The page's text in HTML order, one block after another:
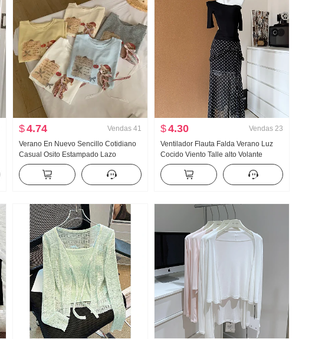
$4.74 Vendas 41
Verano En Nuevo Sencillo Cotidiano
Casual Osito Estampado Lazo
Holgado Nicho Manga corta Camiseta
Estilo coreano tejido de punto Top
$4.30 Vendas 23
Ventilador Flauta Falda Verano Luz
Cocido Viento Talle alto Volante
Abertura Negro Lunares Falda Días
Seda Oblicuo Hombro Ropa